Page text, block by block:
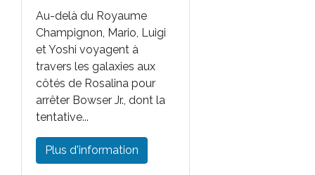
Au-delà du Royaume
Champignon, Mario, Luigi
et Yoshi voyagent à
travers les galaxies aux
côtés de Rosalina pour
arrêter Bowser Jr., dont la
tentative...
Plus d'information